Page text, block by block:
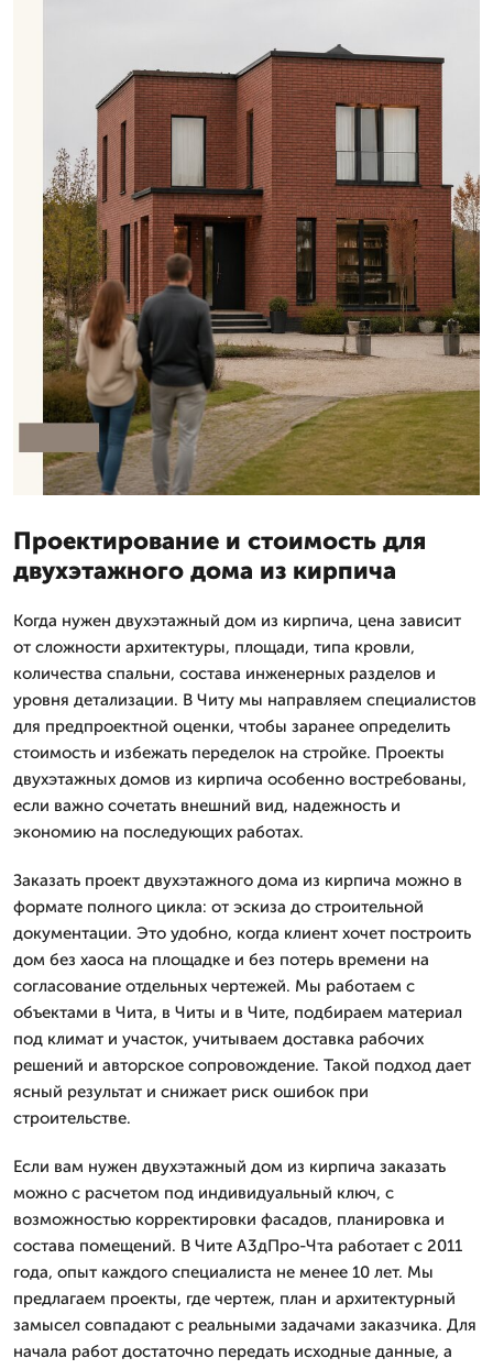
Проектирование и стоимость для
двухэтажного дома из кирпича
Когда нужен двухэтажный дом из кирпича, цена зависит
от сложности архитектуры, площади, типа кровли,
количества спальни, состава инженерных разделов и
уровня детализации. В Читу мы направляем специалистов
для предпроектной оценки, чтобы заранее определить
стоимость и избежать переделок на стройке. Проекты
двухэтажных домов из кирпича особенно востребованы,
если важно сочетать внешний вид, надежность и
экономию на последующих работах.
Заказать проект двухэтажного дома из кирпича можно в
формате полного цикла: от эскиза до строительной
документации. Это удобно, когда клиент хочет построить
дом без хаоса на площадке и без потерь времени на
согласование отдельных чертежей. Мы работаем с
объектами в Чита, в Читы и в Чите, подбираем материал
под климат и участок, учитываем доставка рабочих
решений и авторское сопровождение. Такой подход дает
ясный результат и снижает риск ошибок при
строительстве.
Если вам нужен двухэтажный дом из кирпича заказать
можно с расчетом под индивидуальный ключ, с
возможностью корректировки фасадов, планировка и
состава помещений. В Чите А3дПро-Чта работает с 2011
года, опыт каждого специалиста не менее 10 лет. Мы
предлагаем проекты, где чертеж, план и архитектурный
замысел совпадают с реальными задачами заказчика. Для
начала работ достаточно передать исходные данные, а